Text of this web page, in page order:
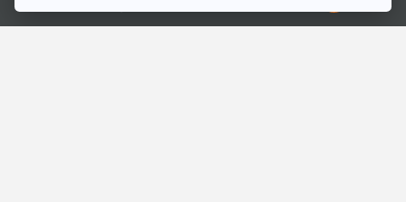
Ⓒ 2020 องค์การกระจายเสียงและแพร่ภาพสาธารณะแห่งประเทศไทย